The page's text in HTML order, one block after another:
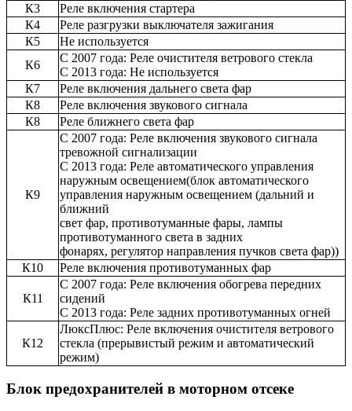
К3
Реле включения стартера
К4
Реле разгрузки выключателя зажигания
К5
Не используется
К6
С 2007 года: Реле очистителя ветрового стекла
С 2013 года: Не используется
К7
Реле включения дальнего света фар
К8
Реле включения звукового сигнала
К8
Реле ближнего света фар
К9
С 2007 года: Реле включения звукового сигнала
тревожной сигнализации
С 2013 года: Реле автоматического управления
наружным освещением(блок автоматического
управления наружным освещением (дальний и
ближний
свет фар, противотуманные фары, лампы
противотуманного света в задних
фонарях, регулятор направления пучков света фар))
К10
Реле включения противотуманных фар
К11
С 2007 года: Реле включения обогрева передних
сидений
С 2013 года: Реле задних противотуманных огней
К12
ЛюксПлюс: Реле включения очистителя ветрового
стекла (прерывистый режим и автоматический
режим)
Блок предохранителей в моторном отсеке